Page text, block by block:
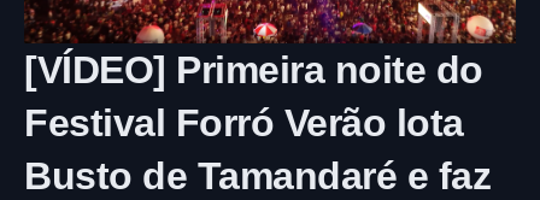
[VÍDEO] Primeira noite do
Festival Forró Verão lota
Busto de Tamandaré e faz